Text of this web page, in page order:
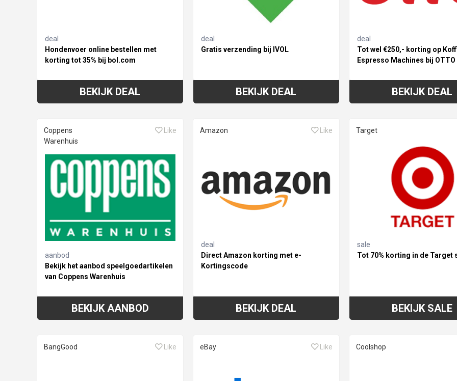
deal
Hondenvoer online bestellen met
korting tot 35% bij bol.com
BEKIJK DEAL
deal
Gratis verzending bij IVOL
BEKIJK DEAL
deal
Tot wel €250,- korting op
Espresso Machines bij OTTO
BEKIJK DEAL
Coppens
Warenhuis
Like
aanbod
Bekijk het aanbod speelgoedartikelen
van Coppens Warenhuis
BEKIJK AANBOD
Amazon Like
deal
Direct Amazon korting met e-
Kortingscode
BEKIJK DEAL
Target
sale
Tot 70% korting in de Target
BEKIJK SALE
BangGood Like eBay Like Coolshop